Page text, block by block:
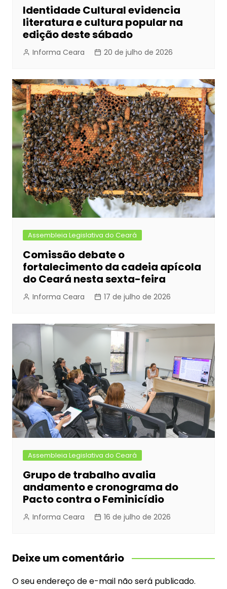
Identidade Cultural evidencia
literatura e cultura popular na
edição deste sábado
Informa Ceara 20 de julho de 2026
Assembleia Legislativa do Ceará
Comissão debate o
fortalecimento da cadeia apícola
do Ceará nesta sexta-feira
Informa Ceara 17 de julho de 2026
Assembleia Legislativa do Ceará
Grupo de trabalho avalia
andamento e cronograma do
Pacto contra o Feminicídio
Informa Ceara 16 de julho de 2026
Deixe um comentário
O seu endereço de e-mail não será publicado.